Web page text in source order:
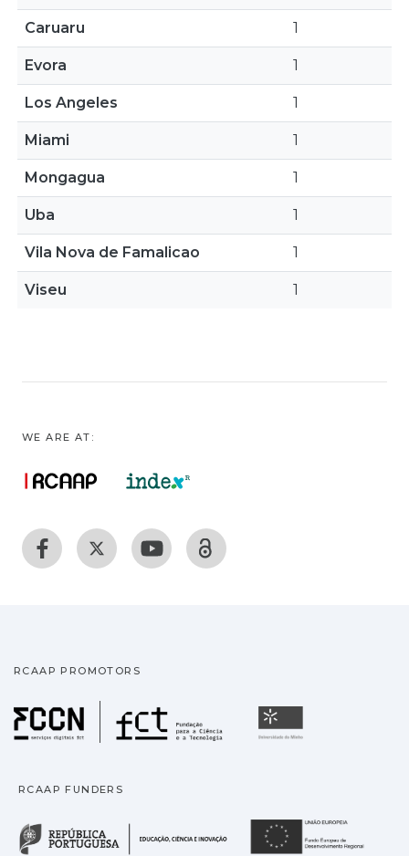
Caruaru 1
Evora 1
Los Angeles 1
Miami 1
Mongagua 1
Uba 1
Vila Nova de Famalicao 1
Viseu 1
WE ARE AT:
RCAAP PROMOTORS
Fundação para a
RCAAP FUNDERS
República Portuguesa